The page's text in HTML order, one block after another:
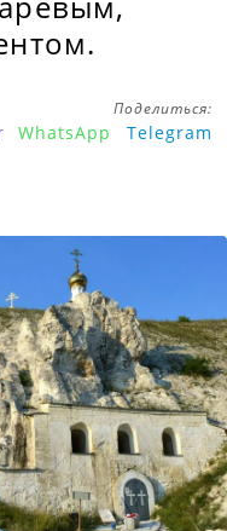
Поделиться:
WhatsApp Telegram